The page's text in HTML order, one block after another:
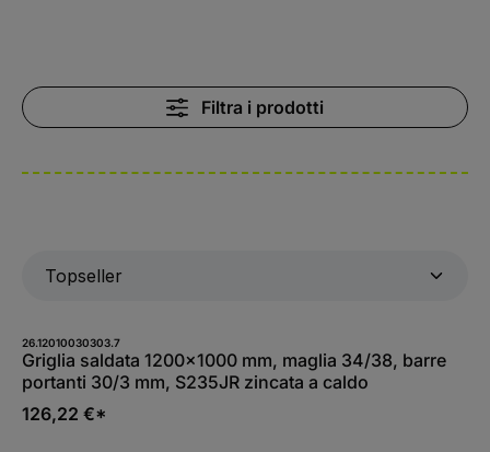
Filtra i prodotti
26.12010030303.7
Griglia saldata 1200x1000 mm, maglia 34/38, barre
portanti 30/3 mm, S235JR zincata a caldo
126,22 €*